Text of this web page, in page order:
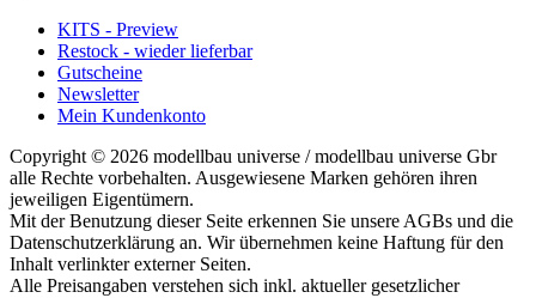
KITS - Preview
Restock - wieder lieferbar
Gutscheine
Newsletter
Mein Kundenkonto
Copyright © 2026 modellbau universe / modellbau universe Gbr
alle Rechte vorbehalten. Ausgewiesene Marken gehören ihren
jeweiligen Eigentümern.
Mit der Benutzung dieser Seite erkennen Sie unsere AGBs und die
Datenschutzerklärung an. Wir übernehmen keine Haftung für den
Inhalt verlinkter externer Seiten.
Alle Preisangaben verstehen sich inkl. aktueller gesetzlicher